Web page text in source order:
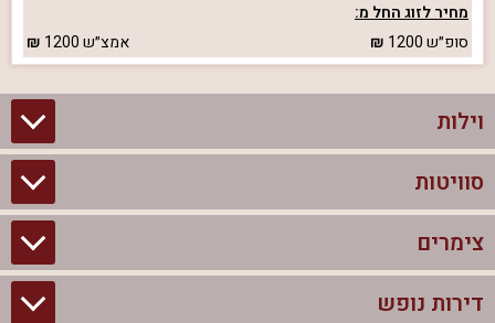
מחיר לזוג החל מ:
סופ״ש1200 אמצ״ש1200
וילות
וילות בצפון
וילות להשכרה
סוויטות
סוויטות בצפון
צימרים לזוגות עם בריכה פרטית
צימרים
צימרים בצפון
דירות נופש